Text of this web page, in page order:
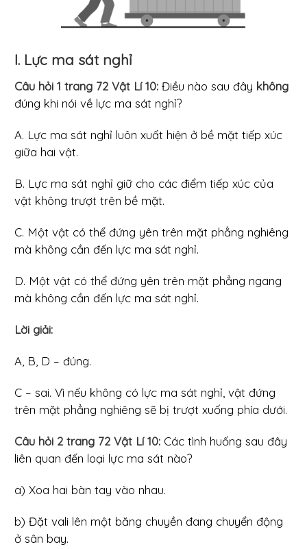
I. Lực ma sát nghỉ
Câu hỏi 1 trang 72 Vật Lí 10: Điều nào sau đây không
đúng khi nói về lực ma sát nghỉ?
A. Lực ma sát nghỉ luôn xuất hiện ở bề mặt tiếp xúc
giữa hai vật.
B. Lực ma sát nghỉ giữ cho các điểm tiếp xúc của
vật không trượt trên bề mặt.
C. Một vật có thể đứng yên trên mặt phẳng nghiêng
mà không cần đến lực ma sát nghỉ.
D. Một vật có thể đứng yên trên mặt phẳng ngang
mà không cần đến lực ma sát nghỉ.
Lời giải:
A, B, D – đúng.
C – sai. Vì nếu không có lực ma sát nghỉ, vật đứng
trên mặt phẳng nghiêng sẽ bị trượt xuống phía dưới.
Câu hỏi 2 trang 72 Vật Lí 10: Các tình huống sau đây
liên quan đến loại lực ma sát nào?
a) Xoa hai bàn tay vào nhau.
b) Đặt vali lên một băng chuyền đang chuyển động
ở sân bay.